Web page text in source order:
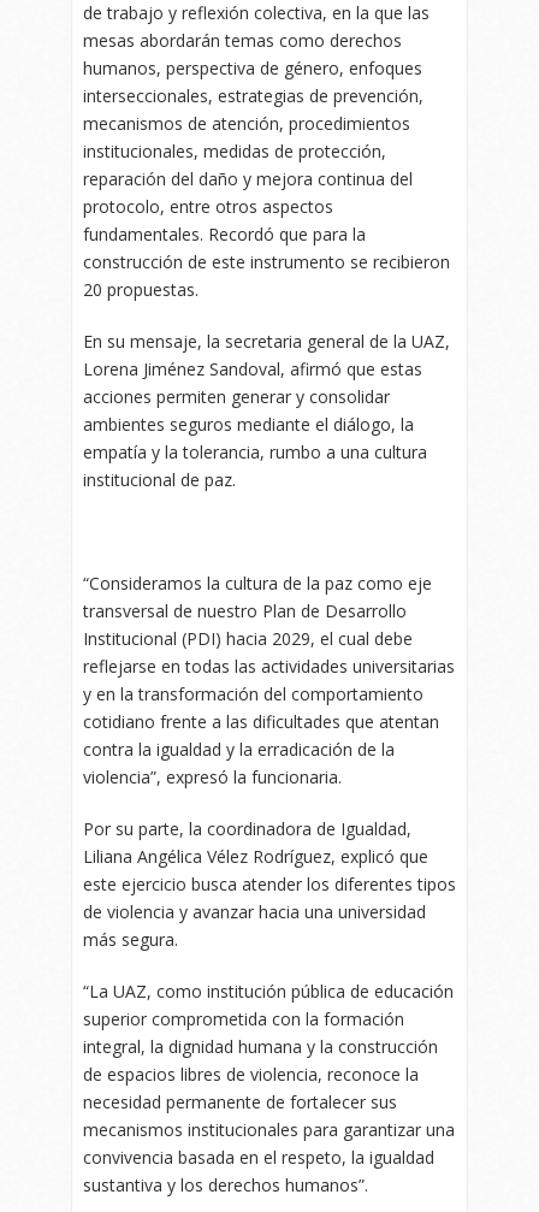
de trabajo y reflexión colectiva, en la que las
mesas abordarán temas como derechos
humanos, perspectiva de género, enfoques
interseccionales, estrategias de prevención,
mecanismos de atención, procedimientos
institucionales, medidas de protección,
reparación del daño y mejora continua del
protocolo, entre otros aspectos
fundamentales. Recordó que para la
construcción de este instrumento se recibieron
20 propuestas.
En su mensaje, la secretaria general de la UAZ,
Lorena Jiménez Sandoval, afirmó que estas
acciones permiten generar y consolidar
ambientes seguros mediante el diálogo, la
empatía y la tolerancia, rumbo a una cultura
institucional de paz.
“Consideramos la cultura de la paz como eje
transversal de nuestro Plan de Desarrollo
Institucional (PDI) hacia 2029, el cual debe
reflejarse en todas las actividades universitarias
y en la transformación del comportamiento
cotidiano frente a las dificultades que atentan
contra la igualdad y la erradicación de la
violencia”, expresó la funcionaria.
Por su parte, la coordinadora de Igualdad,
Liliana Angélica Vélez Rodríguez, explicó que
este ejercicio busca atender los diferentes tipos
de violencia y avanzar hacia una universidad
más segura.
“La UAZ, como institución pública de educación
superior comprometida con la formación
integral, la dignidad humana y la construcción
de espacios libres de violencia, reconoce la
necesidad permanente de fortalecer sus
mecanismos institucionales para garantizar una
convivencia basada en el respeto, la igualdad
sustantiva y los derechos humanos”.